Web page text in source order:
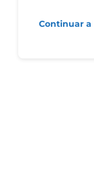
Continuar a